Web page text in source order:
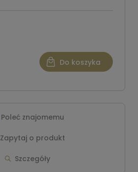
Do koszyka
Szczegóły
Zapytaj o produkt
Poleć znajomemu